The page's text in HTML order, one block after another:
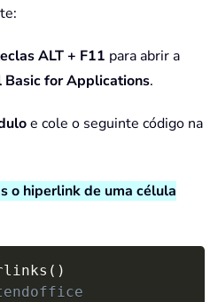
ALT + F11 para abrir a
Basic for Applications.
e cole o seguinte código na
o hiperlink de uma célula
( )